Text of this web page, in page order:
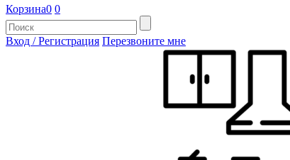
Корзина0 0
Вход / Регистрация Перезвоните мне